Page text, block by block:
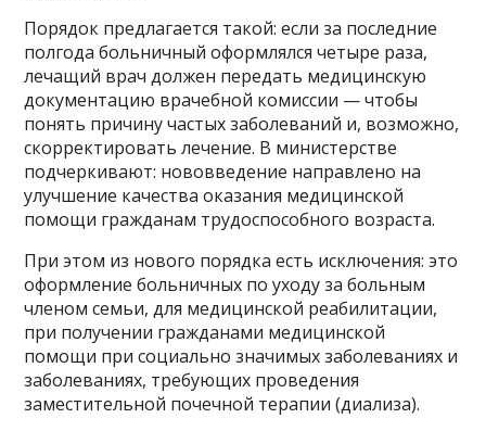
Порядок предлагается такой: если за последние
полгода больничный оформлялся четыре раза,
лечащий врач должен передать медицинскую
документацию врачебной комиссии — чтобы
понять причину частых заболеваний и, возможно,
скорректировать лечение. В министерстве
подчеркивают: нововведение направлено на
улучшение качества оказания медицинской
помощи гражданам трудоспособного возраста.
При этом из нового порядка есть исключения: это
оформление больничных по уходу за больным
членом семьи, для медицинской реабилитации,
при получении гражданами медицинской
помощи при социально значимых заболеваниях и
заболеваниях, требующих проведения
заместительной почечной терапии (диализа).